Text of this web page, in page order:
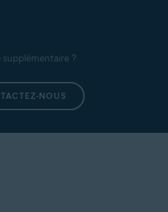
supplémentaire ?
NOUS